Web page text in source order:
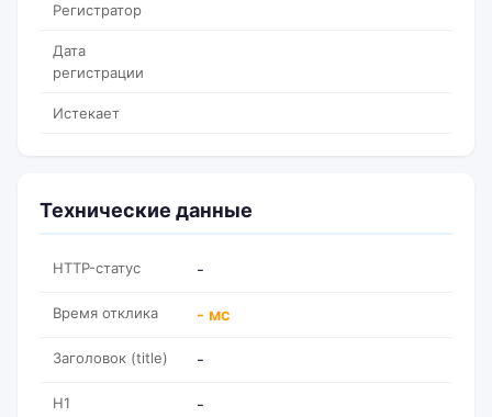
Регистратор
Дата
регистрации
Истекает
Технические данные
HTTP-статус -
Время отклика - мс
Заголовок (title) -
H1 -